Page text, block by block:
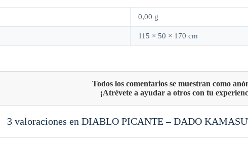
0,00 g
115 × 50 × 170 cm
3 valoraciones en DIABLO PICANTE – DADO